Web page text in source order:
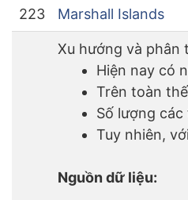
223 Marshall Islands
Xu hướng và phân
Hiện nay có
Trên toàn
Số lượng
Tuy nhiên,
Nguồn dữ liệu: